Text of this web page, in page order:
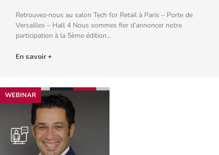
Retrouvez-nous au salon Tech for Retail à Paris – Porte de
Versailles – Hall 4 Nous sommes fier d’annoncer notre
participation à la 5ème édition...
En savoir +
WEBINAR